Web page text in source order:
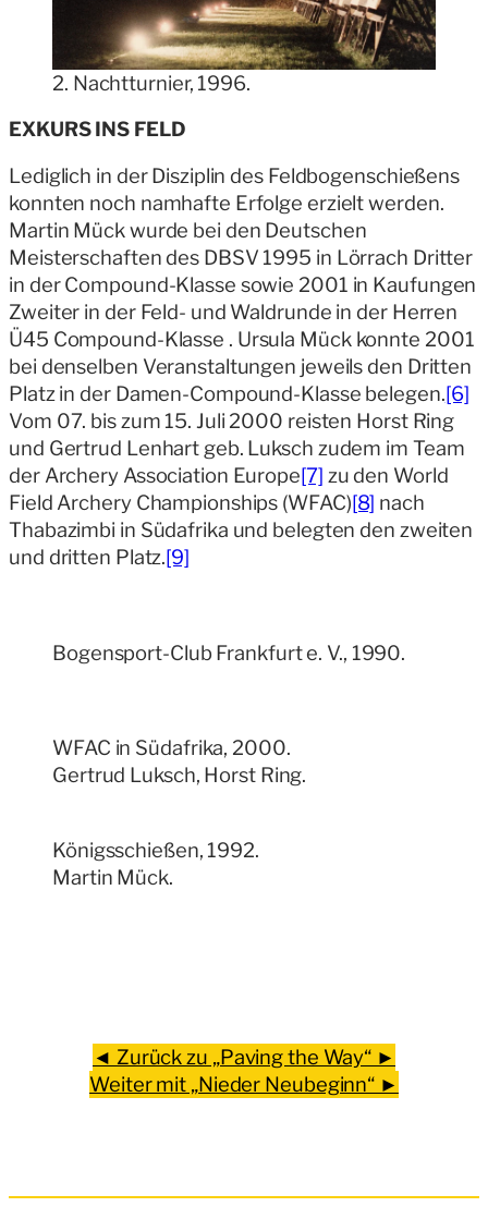
2. Nachtturnier, 1996.
EXKURS INS FELD
Lediglich in der Disziplin des Feldbogenschießens
konnten noch namhafte Erfolge erzielt werden.
Martin Mück wurde bei den Deutschen
Meisterschaften des DBSV 1995 in Lörrach Dritter
in der Compound-Klasse sowie 2001 in Kaufungen
Zweiter in der Feld- und Waldrunde in der Herren
Ü45 Compound-Klasse . Ursula Mück konnte 2001
bei denselben Veranstaltungen jeweils den Dritten
Platz in der Damen-Compound-Klasse belegen.[6]
Vom 07. bis zum 15. Juli 2000 reisten Horst Ring
und Gertrud Lenhart geb. Luksch zudem im Team
der Archery Association Europe[7] zu den World
Field Archery Championships (WFAC)[8] nach
Thabazimbi in Südafrika und belegten den zweiten
und dritten Platz.[9]
Bogensport-Club Frankfurt e. V., 1990.
WFAC in Südafrika, 2000.
Gertrud Luksch, Horst Ring.
Königsschießen, 1992.
Martin Mück.
◄ Zurück zu „Paving the Way“ ►
Weiter mit „Nieder Neubeginn“ ►